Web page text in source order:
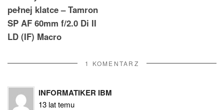
pełnej klatce – Tamron
SP AF 60mm f/2.0 Di II
LD (IF) Macro
1 KOMENTARZ
INFORMATIKER IBM
13 lat temu